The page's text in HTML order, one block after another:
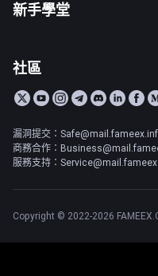
新手學堂
社區
漏洞提交：
商務合作：
服務支持：
Copyright © 2022-2026